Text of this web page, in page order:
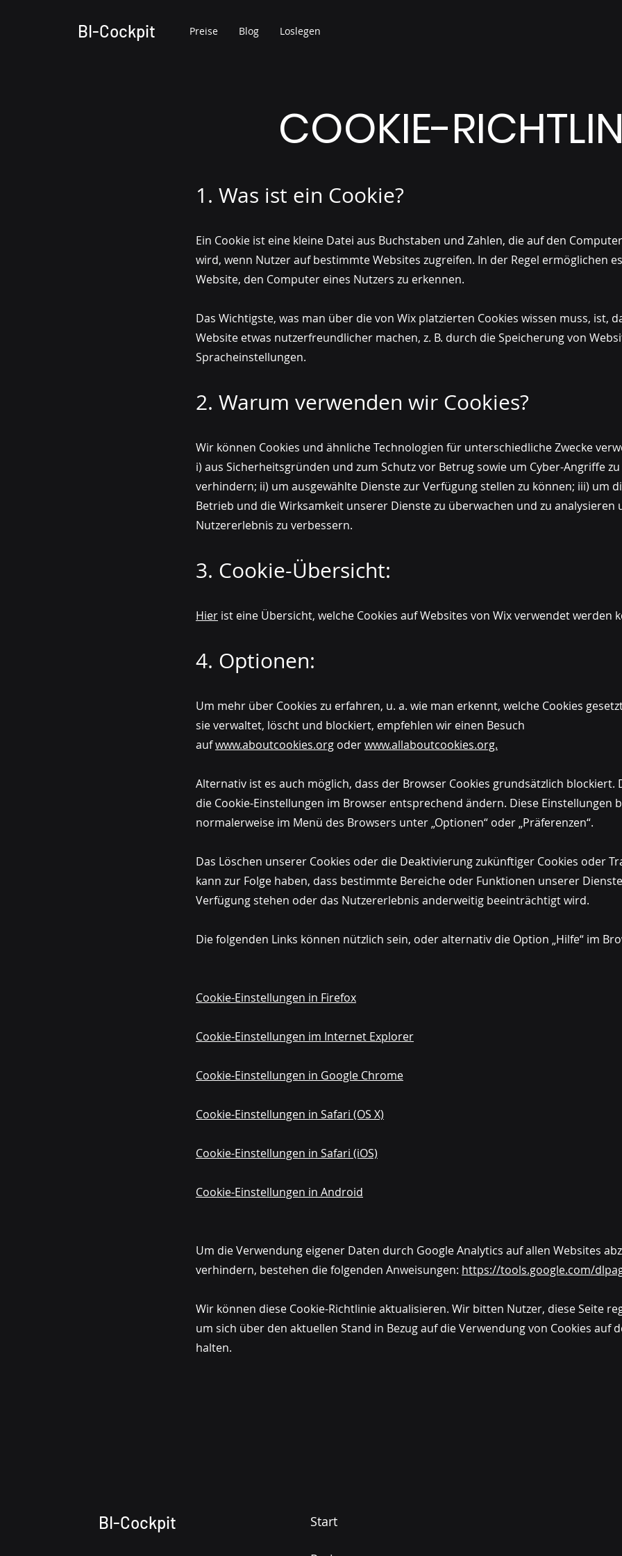
BI-Cockpit Preise Blog Loslegen
COOKIE-
1. Was ist ein Cookie?
Ein Cookie ist eine kleine Datei aus Buchstaben und Zahlen, die auf den
wird, wenn Nutzer auf bestimmte Websites zugreifen. In der Regel ermöglichen
Website, den Computer eines Nutzers zu erkennen.
Das Wichtigste, was man über die von Wix platzierten Cookies wissen muss, ist,
Website etwas nutzerfreundlicher machen, z. B. durch die Speicherung von
Spracheinstellungen.
2. Warum verwenden wir Cookies?
Wir können Cookies und ähnliche Technologien für unterschiedliche Zwecke
i) aus Sicherheitsgründen und zum Schutz vor Betrug sowie um Cyber-Angriffe
verhindern; ii) um ausgewählte Dienste zur Verfügung stellen zu können; iii) um
Betrieb und die Wirksamkeit unserer Dienste zu überwachen und zu analysieren
Nutzererlebnis zu verbessern.
3. Cookie-Übersicht:
Hier ist eine Übersicht, welche Cookies auf Websites von Wix verwendet werden
4. Optionen:
Um mehr über Cookies zu erfahren, u. a. wie man erkennt, welche Cookies
sie verwaltet, löscht und blockiert, empfehlen wir einen Besuch
aufwww.aboutcookies.org oderwww.allaboutcookies.org.
Alternativ ist es auch möglich, dass der Browser Cookies grundsätzlich blockiert.
die Cookie-Einstellungen im Browser entsprechend ändern. Diese Einstellungen
normalerweise im Menü des Browsers unter „Optionen“ oder „Präferenzen“.
Das Löschen unserer Cookies oder die Deaktivierung zukünftiger Cookies oder
kann zur Folge haben, dass bestimmte Bereiche oder Funktionen unserer
Verfügung stehen oder das Nutzererlebnis anderweitig beeinträchtigt wird.
Die folgenden Links können nützlich sein, oder alternativ die Option „Hilfe“ im
Cookie-Einstellungen in Firefox
Cookie-Einstellungen im Internet Explorer
Cookie-Einstellungen in Google Chrome
Cookie-Einstellungen in Safari (OS X)
Cookie-Einstellungen in Safari (iOS)
Cookie-Einstellungen in Android
Um die Verwendung eigener Daten durch Google Analytics auf allen Websites
verhindern, bestehen die folgenden Anweisungen: https://tools.google.com/
Wir können diese Cookie-Richtlinie aktualisieren. Wir bitten Nutzer, diese Seite
um sich über den aktuellen Stand in Bezug auf die Verwendung von Cookies auf
halten.
BI-Cockpit Start